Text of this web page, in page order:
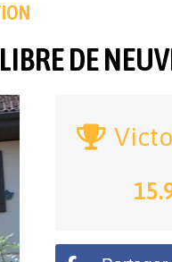
DE